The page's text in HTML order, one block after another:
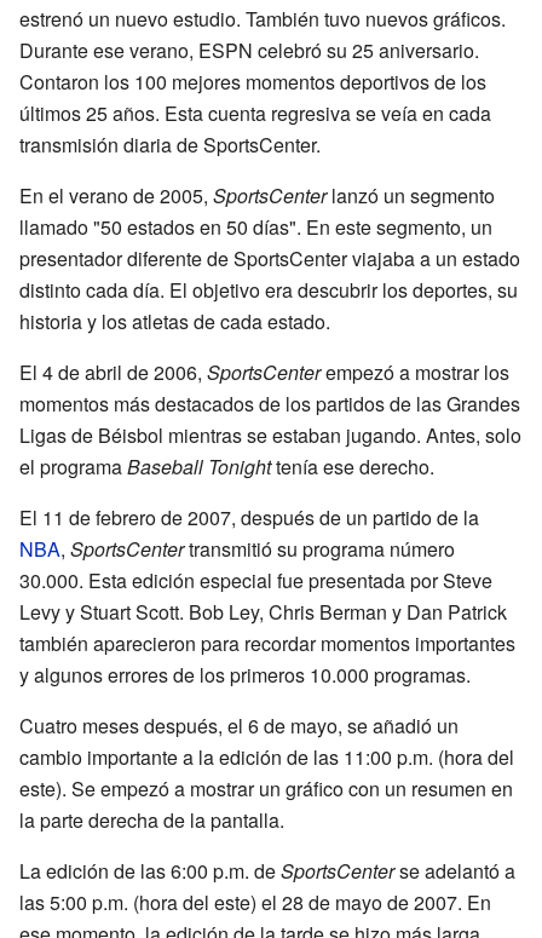
estrenó un nuevo estudio. También tuvo nuevos gráficos.
Durante ese verano, ESPN celebró su 25 aniversario.
Contaron los 100 mejores momentos deportivos de los
últimos 25 años. Esta cuenta regresiva se veía en cada
transmisión diaria de SportsCenter.
En el verano de 2005, SportsCenterlanzó un segmento
llamado "50 estados en 50 días". En este segmento, un
presentador diferente de SportsCenter viajaba a un estado
distinto cada día. El objetivo era descubrir los deportes, su
historia y los atletas de cada estado.
El 4 de abril de 2006, SportsCenterempezó a mostrar los
momentos más destacados de los partidos de las Grandes
Ligas de Béisbol mientras se estaban jugando. Antes, solo
el programaBaseball Tonighttenía ese derecho.
El 11 de febrero de 2007, después de un partido de la
NBA, SportsCentertransmitió su programa número
30.000. Esta edición especial fue presentada por Steve
Levy y Stuart Scott. Bob Ley, Chris Berman y Dan Patrick
también aparecieron para recordar momentos importantes
y algunos errores de los primeros 10.000 programas.
Cuatro meses después, el 6 de mayo, se añadió un
cambio importante a la edición de las 11:00 p.m. (hora del
este). Se empezó a mostrar un gráfico con un resumen en
la parte derecha de la pantalla.
La edición de las 6:00 p.m. deSportsCenterse adelantó a
las 5:00 p.m. (hora del este) el 28 de mayo de 2007. En